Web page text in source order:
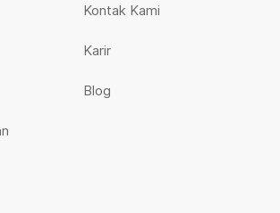
Kontak Kami
Karir
Blog